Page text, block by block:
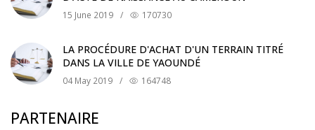
15 June 2019 / 170730
LA PROCÉDURE D'ACHAT D'UN TERRAIN TITRÉ
DANS LA VILLE DE YAOUNDÉ
04 May 2019 / 164748
PARTENAIRE